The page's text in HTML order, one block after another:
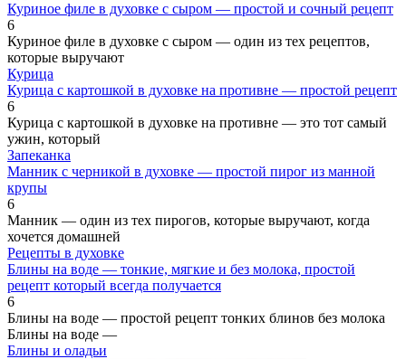
Куриное филе в духовке с сыром — простой и сочный рецепт
6
Куриное филе в духовке с сыром — один из тех рецептов,
которые выручают
Курица
Курица с картошкой в духовке на противне — простой рецепт
6
Курица с картошкой в духовке на противне — это тот самый
ужин, который
Запеканка
Манник с черникой в духовке — простой пирог из манной
крупы
6
Манник — один из тех пирогов, которые выручают, когда
хочется домашней
Рецепты в духовке
Блины на воде — тонкие, мягкие и без молока, простой
рецепт который всегда получается
6
Блины на воде — простой рецепт тонких блинов без молока
Блины на воде —
Блины и оладьи